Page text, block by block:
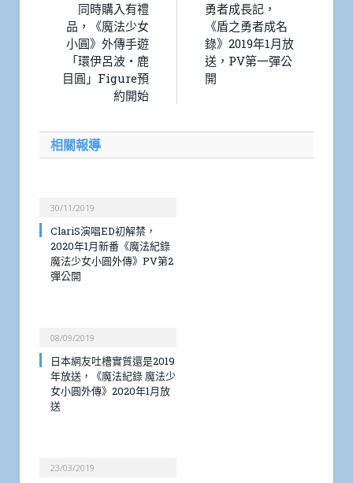
同時購入有禮
品，《魔法少女
小圓》外傳手遊
「環伊呂波・鹿
目圓」Figure預
約開始
勇者成長記，
《盾之勇者成名
錄》2019年1月放
送，PV第一彈公
開
相關報導
30/11/2019
ClariS演唱ED初解禁，
2020年1月新番《魔法紀錄
魔法少女小圓外傳》PV第2
彈公開
08/09/2019
日本網友吐槽實質還是2019
年放送，《魔法紀錄 魔法少
女小圓外傳》2020年1月放
送
23/03/2019